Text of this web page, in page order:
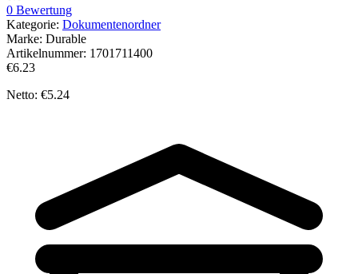
0 Bewertung
Kategorie: Dokumentenordner
Marke: Durable
Artikelnummer: 1701711400
€6.23
Netto: €5.24